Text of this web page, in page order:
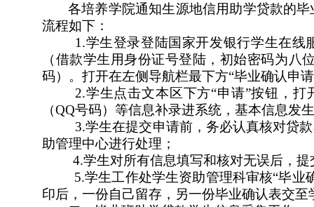
各培养学院通知生源地信用助学贷款的
流程如下：
1.学生登录登陆国家开发银行学生在线
（借款学生用身份证号登陆，初始密码为八
码）。打开在左侧导航栏最下方“毕业确认申
2.学生点击文本区下方“申请”按钮，
（QQ号码）等信息补录进系统，基本信息发
3.学生在提交申请前，务必认真核对贷
助管理中心进行处理；
4.学生对所有信息填写和核对无误后，提
5.学生工作处学生资助管理科审核“毕业
印后，一份自己留存，另一份毕业确认表交